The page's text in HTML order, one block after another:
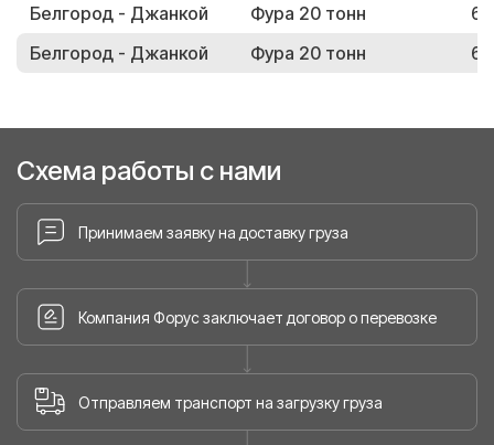
Белгород - Джанкой Фура 20 тонн
Белгород - Джанкой
Фура 20 тонн
Схема работы с нами
Принимаем заявку на доставку груза
Компания Форус заключает договор о перевозке
Отправляем транспорт на загрузку груза